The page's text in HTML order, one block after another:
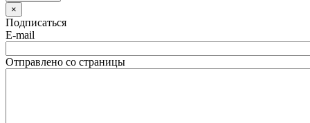
×
Подписаться
E-mail
Отправлено со страницы